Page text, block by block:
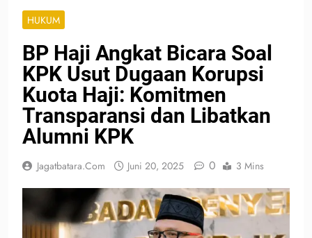
HUKUM
BP Haji Angkat Bicara Soal
KPK Usut Dugaan Korupsi
Kuota Haji: Komitmen
Transparansi dan Libatkan
Alumni KPK
Jagatbatara.com Juni 20, 2025 0 3 Mins